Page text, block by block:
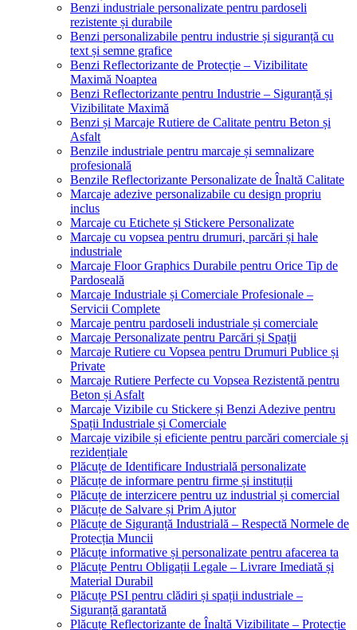
Benzi industriale personalizate pentru pardoseli
rezistente și durabile
Benzi personalizabile pentru industrie și siguranță cu
text și semne grafice
Benzi Reflectorizante de Protecție – Vizibilitate
Maximă Noaptea
Benzi Reflectorizante pentru Industrie – Siguranță și
Vizibilitate Maximă
Benzi și Marcaje Rutiere de Calitate pentru Beton și
Asfalt
Benzile industriale pentru marcaje și semnalizare
profesională
Benzile Reflectorizante Personalizate de Înaltă Calitate
Marcaje adezive personalizabile cu design propriu
inclus
Marcaje cu Etichete și Stickere Personalizate
Marcaje cu vopsea pentru drumuri, parcări și hale
industriale
Marcaje Floor Graphics Durabile pentru Orice Tip de
Pardoseală
Marcaje Industriale și Comerciale Profesionale –
Servicii Complete
Marcaje pentru pardoseli industriale și comerciale
Marcaje Personalizate pentru Parcări și Spații
Marcaje Rutiere cu Vopsea pentru Drumuri Publice și
Private
Marcaje Rutiere Perfecte cu Vopsea Rezistentă pentru
Beton și Asfalt
Marcaje Vizibile cu Stickere și Benzi Adezive pentru
Spații Industriale și Comerciale
Marcaje vizibile și eficiente pentru parcări comerciale și
rezidențiale
Plăcuțe de Identificare Industrială personalizate
Plăcuțe de informare pentru firme și instituții
Plăcuțe de interzicere pentru uz industrial și comercial
Plăcuțe de Salvare și Prim Ajutor
Plăcuțe de Siguranță Industrială – Respectă Normele de
Protecția Muncii
Plăcuțe informative și personalizate pentru afacerea ta
Plăcuțe Pentru Obligații Legale – Livrare Imediată și
Material Durabil
Plăcuțe PSI pentru clădiri și spații industriale –
Siguranță garantată
Plăcuțe Reflectorizante de Înaltă Vizibilitate – Protecție